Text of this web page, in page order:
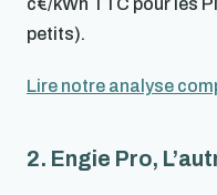
c€/kWh TTC pour les
petits).
Lire notre analyse
2. Engie Pro,